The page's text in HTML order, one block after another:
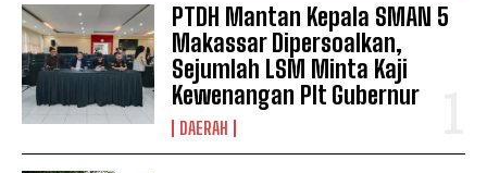
PTDH Mantan Kepala SMAN 5
Makassar Dipersoalkan,
Sejumlah LSM Minta Kaji
Kewenangan Plt Gubernur
DAERAH